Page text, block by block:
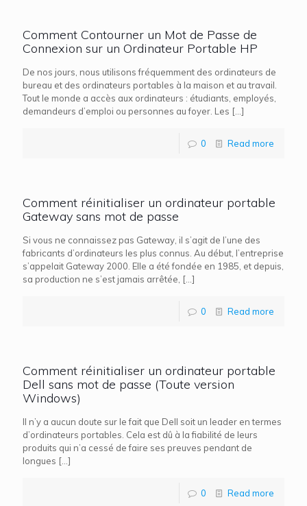
Comment Contourner un Mot de Passe de
Connexion sur un Ordinateur Portable HP
De nos jours, nous utilisons fréquemment des ordinateurs de
bureau et des ordinateurs portables à la maison et au travail.
Tout le monde a accès aux ordinateurs : étudiants, employés,
demandeurs d’emploi ou personnes au foyer. Les […]
0 Read more
Comment réinitialiser un ordinateur portable
Gateway sans mot de passe
Si vous ne connaissez pas Gateway, il s’agit de l’une des
fabricants d’ordinateurs les plus connus. Au début, l’entreprise
s’appelait Gateway 2000. Elle a été fondée en 1985, et depuis,
sa production ne s’est jamais arrêtée, […]
0 Read more
Comment réinitialiser un ordinateur portable
Dell sans mot de passe (Toute version
Windows)
Il n’y a aucun doute sur le fait que Dell soit un leader en termes
d’ordinateurs portables. Cela est dû à la fiabilité de leurs
produits qui n’a cessé de faire ses preuves pendant de
longues […]
0 Read more